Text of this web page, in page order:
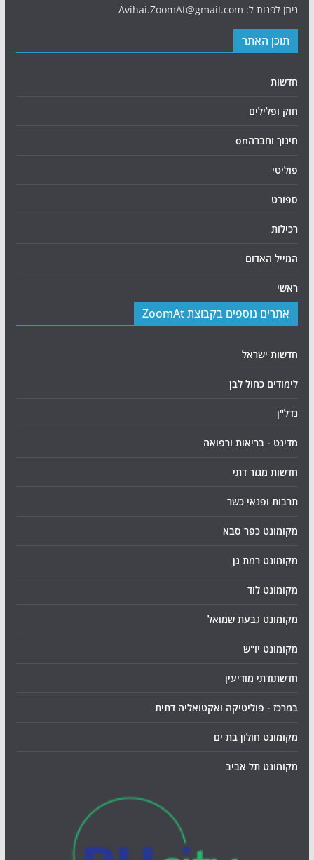
ניתן לפנות ל: Avihai.ZoomAt@gmail.com
תוכן האתר
חדשות
חוק ופלילים
חינוך וחברהon
פוליטי
ספורט
רכילות
המייל האדום
ראשי
אתרים נוספים בקבוצת ZoomAt
חדשות ישראל
לימודים כחול לבן
נדל"ן
מדינט - בריאות ורפואה
חדשות מגזר דתי
תרבות ופנאי כשר
מקומונט כפר סבא
מקומונט רמת גן
מקומונט לוד
מקומונט גבעת שמואל
מקומונט יו"ש
חדשתודתי מודיעין
במרכז - פוליטיקה ואקטואליה דתית
מקומונט חולון בת ים
מקומונט תל אביב